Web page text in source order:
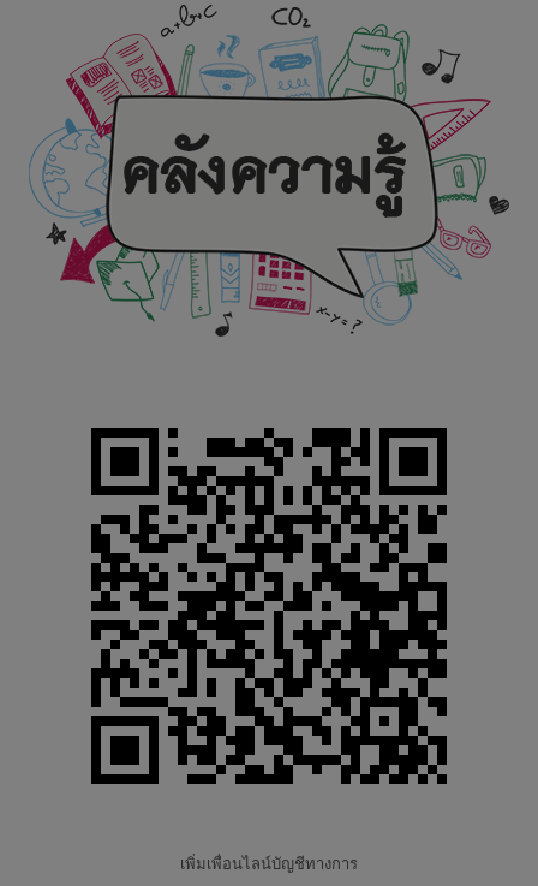
เพิ่มเพื่อนไลน์บัญชีทางการ